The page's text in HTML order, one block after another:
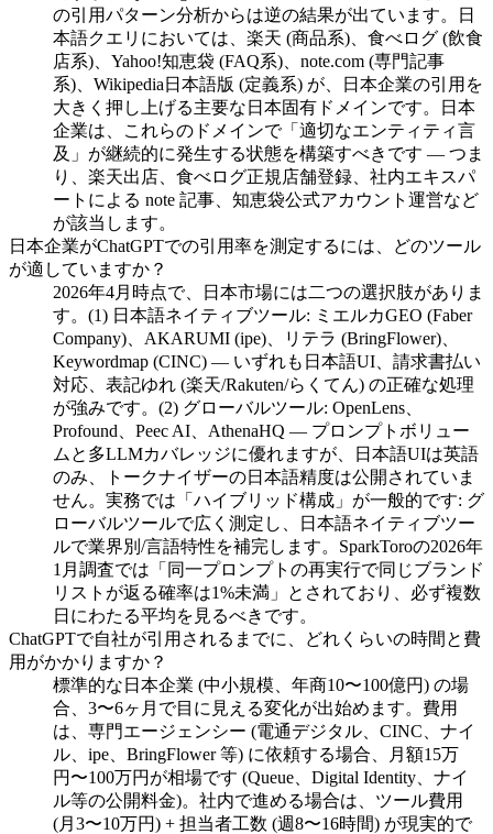
の引用パターン分析からは逆の結果が出ています。日
本語クエリにおいては、楽天 (商品系)、食べログ (飲食
店系)、Yahoo!知恵袋 (FAQ系)、note.com (専門記事
系)、Wikipedia日本語版 (定義系) が、日本企業の引用を
大きく押し上げる主要な日本固有ドメインです。日本
企業は、これらのドメインで「適切なエンティティ言
及」が継続的に発生する状態を構築すべきです — つま
り、楽天出店、食べログ正規店舗登録、社内エキスパ
ートによる note 記事、知恵袋公式アカウント運営など
が該当します。
日本企業がChatGPTでの引用率を測定するには、どのツール
が適していますか？
2026年4月時点で、日本市場には二つの選択肢がありま
す。(1) 日本語ネイティブツール: ミエルカGEO (Faber
Company)、AKARUMI (ipe)、リテラ (BringFlower)、
Keywordmap (CINC) — いずれも日本語UI、請求書払い
対応、表記ゆれ (楽天/Rakuten/らくてん) の正確な処理
が強みです。(2) グローバルツール: OpenLens、
Profound、Peec AI、AthenaHQ — プロンプトボリュー
ムと多LLMカバレッジに優れますが、日本語UIは英語
のみ、トークナイザーの日本語精度は公開されていま
せん。実務では「ハイブリッド構成」が一般的です: グ
ローバルツールで広く測定し、日本語ネイティブツー
ルで業界別/言語特性を補完します。SparkToroの2026年
1月調査では「同一プロンプトの再実行で同じブランド
リストが返る確率は1%未満」とされており、必ず複数
日にわたる平均を見るべきです。
ChatGPTで自社が引用されるまでに、どれくらいの時間と費
用がかかりますか？
標準的な日本企業 (中小規模、年商10〜100億円) の場
合、3〜6ヶ月で目に見える変化が出始めます。費用
は、専門エージェンシー (電通デジタル、CINC、ナイ
ル、ipe、BringFlower 等) に依頼する場合、月額15万
円〜100万円が相場です (Queue、Digital Identity、ナイ
ル等の公開料金)。社内で進める場合は、ツール費用
(月3〜10万円) + 担当者工数 (週8〜16時間) が現実的で